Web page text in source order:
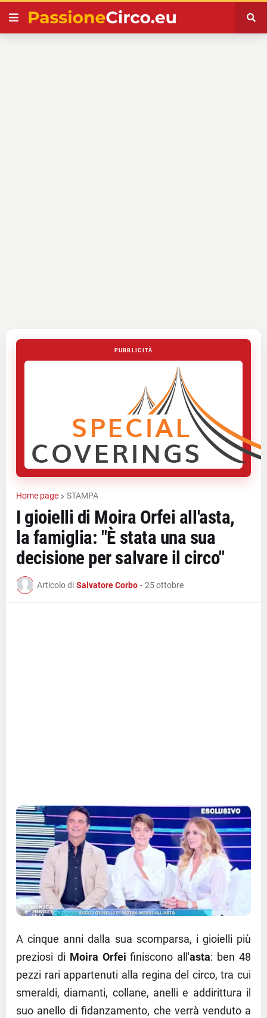
PUBBLICITÀ
Home page STAMPA
I gioielli di Moira Orfei all'asta,
la famiglia: "È stata una sua
decisione per salvare il circo"
Articolo di Salvatore Corbo - 25 ottobre
A cinque anni dalla sua scomparsa, i gioielli più
preziosi di Moira Orfei finiscono all'asta: ben 48
pezzi rari appartenuti alla regina del circo, tra cui
smeraldi, diamanti, collane, anelli e addirittura il
suo anello di fidanzamento, che verrà venduto a